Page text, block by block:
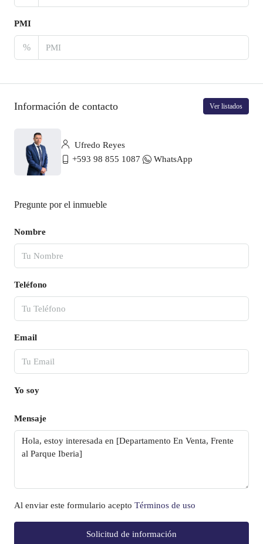
PMI
%
Información de contacto Ver listados
Ufredo Reyes
+593 98 855 1087
WhatsApp
Pregunte por el inmueble
Nombre
Teléfono
Email
Yo soy
Mensaje
Al enviar este formulario acepto Términos de uso
Solicitud de información